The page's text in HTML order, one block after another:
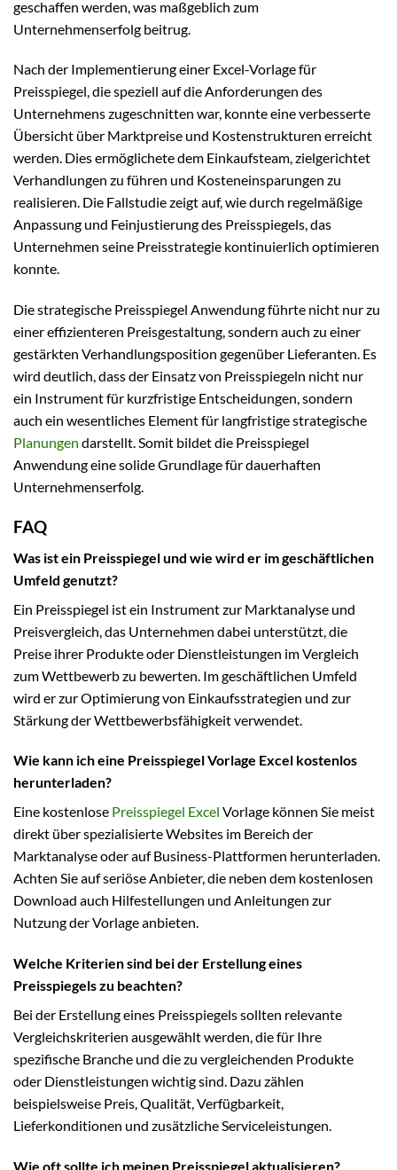
geschaffen werden, was maßgeblich zum
Unternehmenserfolg beitrug.
Nach der Implementierung einer Excel-Vorlage für
Preisspiegel, die speziell auf die Anforderungen des
Unternehmens zugeschnitten war, konnte eine verbesserte
Übersicht über Marktpreise und Kostenstrukturen erreicht
werden. Dies ermöglichete dem Einkaufsteam, zielgerichtet
Verhandlungen zu führen und Kosteneinsparungen zu
realisieren. Die Fallstudie zeigt auf, wie durch regelmäßige
Anpassung und Feinjustierung des Preisspiegels, das
Unternehmen seine Preisstrategie kontinuierlich optimieren
konnte.
Die strategische Preisspiegel Anwendung führte nicht nur zu
einer effizienteren Preisgestaltung, sondern auch zu einer
gestärkten Verhandlungsposition gegenüber Lieferanten. Es
wird deutlich, dass der Einsatz von Preisspiegeln nicht nur
ein Instrument für kurzfristige Entscheidungen, sondern
auch ein wesentliches Element für langfristige strategische
Planungen darstellt. Somit bildet die Preisspiegel
Anwendung eine solide Grundlage für dauerhaften
Unternehmenserfolg.
FAQ
Was ist ein Preisspiegel und wie wird er im geschäftlichen
Umfeld genutzt?
Ein Preisspiegel ist ein Instrument zur Marktanalyse und
Preisvergleich, das Unternehmen dabei unterstützt, die
Preise ihrer Produkte oder Dienstleistungen im Vergleich
zum Wettbewerb zu bewerten. Im geschäftlichen Umfeld
wird er zur Optimierung von Einkaufsstrategien und zur
Stärkung der Wettbewerbsfähigkeit verwendet.
Wie kann ich eine Preisspiegel Vorlage Excel kostenlos
herunterladen?
Eine kostenlose Preisspiegel Excel Vorlage können Sie meist
direkt über spezialisierte Websites im Bereich der
Marktanalyse oder auf Business-Plattformen herunterladen.
Achten Sie auf seriöse Anbieter, die neben dem kostenlosen
Download auch Hilfestellungen und Anleitungen zur
Nutzung der Vorlage anbieten.
Welche Kriterien sind bei der Erstellung eines
Preisspiegels zu beachten?
Bei der Erstellung eines Preisspiegels sollten relevante
Vergleichskriterien ausgewählt werden, die für Ihre
spezifische Branche und die zu vergleichenden Produkte
oder Dienstleistungen wichtig sind. Dazu zählen
beispielsweise Preis, Qualität, Verfügbarkeit,
Lieferkonditionen und zusätzliche Serviceleistungen.
Wie oft sollte ich meinen Preisspiegel aktualisieren?